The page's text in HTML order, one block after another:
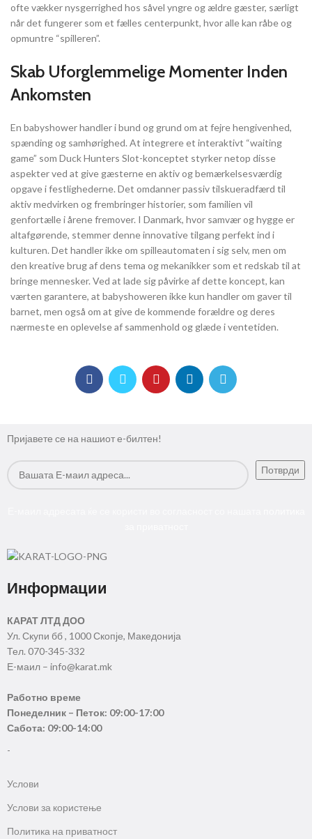
ofte vækker nysgerrighed hos såvel yngre og ældre gæster, særligt
når det fungerer som et fælles centerpunkt, hvor alle kan råbe og
opmuntre “spilleren”.
Skab Uforglemmelige Momenter Inden
Ankomsten
En babyshower handler i bund og grund om at fejre hengivenhed,
spænding og samhørighed. At integrere et interaktivt “waiting
game” som Duck Hunters Slot-konceptet styrker netop disse
aspekter ved at give gæsterne en aktiv og bemærkelsesværdig
opgave i festlighederne. Det omdanner passiv tilskueradfærd til
aktiv medvirken og frembringer historier, som familien vil
genfortælle i årene fremover. I Danmark, hvor samvær og hygge er
altafgørende, stemmer denne innovative tilgang perfekt ind i
kulturen. Det handler ikke om spilleautomaten i sig selv, men om
den kreative brug af dens tema og mekanikker som et redskab til at
bringe mennesker. Ved at lade sig påvirke af dette koncept, kan
værten garantere, at babyshoweren ikke kun handler om gaver til
barnet, men også om at give de kommende forældre og deres
nærmeste en oplevelse af sammenhold og glæde i ventetiden.
Пријавете се на нашиот е-билтен!
Информации
КАРАТ ЛТД ДОО
Ул. Скупи бб , 1000 Скопје, Македонија
Тел. 070-345-332
Е-маил – info@karat.mk
Работно време
Понеделник – Петок: 09:00-17:00
Сабота: 09:00-14:00
-
Услови
Услови за користење
Политика на приватност